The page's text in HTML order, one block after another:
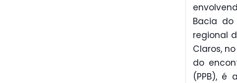
Bacia do
regional
Claros,
do
(PPB), é